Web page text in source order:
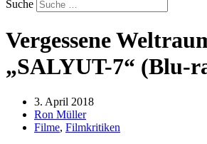
Suche
Vergessene
„SALYUT-7“ (Blu-
3. April 2018
Ron Müller
Filme, Filmkritiken